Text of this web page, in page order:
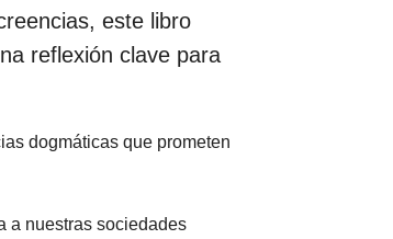
este libro
reflexión clave para
dogmáticas que prometen
a nuestras sociedades